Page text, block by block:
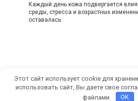
Каждый день кожа подвергается
среды, стресса и возрастных
оставалась
© 2026 СамРуками
Этот сайт использует cookie для
использовать сайт, Вы даете свое
файлами.
OK